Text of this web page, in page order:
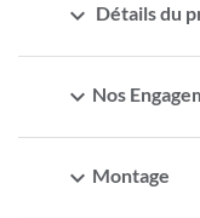
expand_more Détails du
expand_more Nos
expand_more Montage